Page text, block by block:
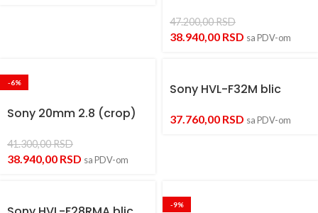
47.200,00RSD
38.940,00 RSD sa PDV-om
-6%
Sony 20mm 2.8 (crop)
41.300,00RSD
38.940,00 RSD sa PDV-om
Sony HVL-F32M blic
37.760,00 RSD sa PDV-om
-9%